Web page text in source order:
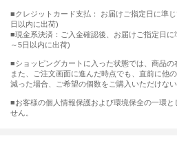
■クレジットカード支払： お届けご指定日に準
日以内に出荷)
■現金系決済：ご入金確認後、お届けご指定日
～5日以内に出荷)
■ショッピングカートに入った状態では、商品の
また、ご注文画面に進んだ時点でも、直前に他
減った場合、ご希望の個数をご購入いただけない
■お客様の個人情報保護および環境保全の一環と
せん。